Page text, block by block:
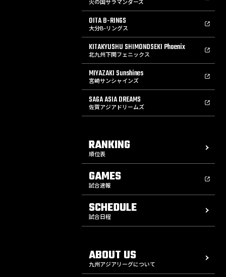
OITA B-RINGS
大分B-リングス
KITAKYUSHU SHIMONOSEKI Phoenix
北九州下関フェニックス
MIYAZAKI Sunshines
宮崎サンシャインズ
SAGA ASIA DREAMS
佐賀アジアドリームズ
RANKING
順位表
GAMES
試合速報
SCHEDULE
試合日程
ABOUT US
九州アジアリーグについて